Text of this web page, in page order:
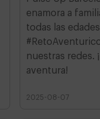
enamora a
todas las
nuestras redes.
aventura!
2025-08-07